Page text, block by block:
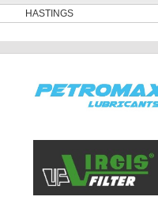
HASTINGS